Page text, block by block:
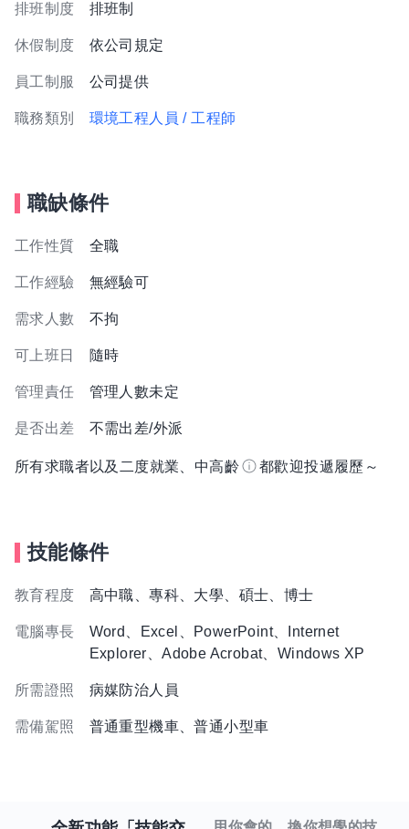
排班制度 排班制
休假制度 依公司規定
員工制服 公司提供
職務類別 環境工程人員 / 工程師
職缺條件
工作性質 全職
工作經驗 無經驗可
需求人數 不拘
可上班日 隨時
管理責任 管理人數未定
是否出差 不需出差/外派
所有求職者以及二度就業、中高齡 都歡迎投遞履歷～
技能條件
教育程度 高中職、專科、大學、碩士、博士
電腦專長
Word、Excel、PowerPoint、Internet
Explorer、Adobe Acrobat、Windows XP
所需證照 病媒防治人員
需備駕照 普通重型機車、普通小型車